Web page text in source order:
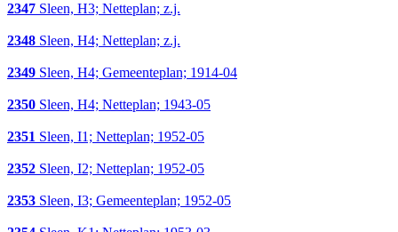
2347 Sleen, H3; Netteplan; z.j.
2348 Sleen, H4; Netteplan; z.j.
2349 Sleen, H4; Gemeenteplan; 1914-04
2350 Sleen, H4; Netteplan; 1943-05
2351 Sleen, I1; Netteplan; 1952-05
2352 Sleen, I2; Netteplan; 1952-05
2353 Sleen, I3; Gemeenteplan; 1952-05